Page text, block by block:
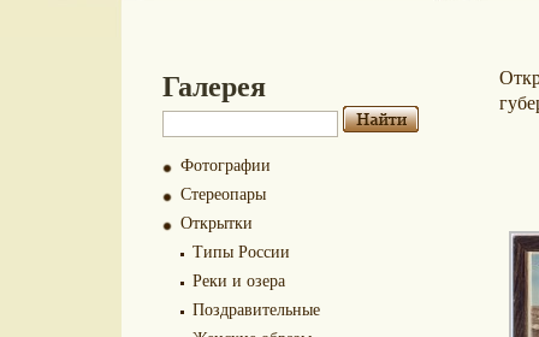
Галерея
Фотографии
Стереопары
Открытки
Типы России
Реки и озера
Поздравительные